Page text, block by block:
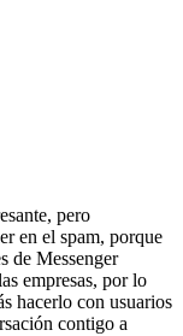
pero
en el spam, porque
de Messenger
empresas, por lo
hacerlo con usuarios
contigo a